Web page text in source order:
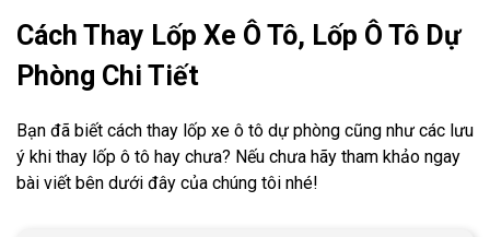
Cách Thay Lốp Xe Ô Tô, Lốp Ô Tô Dự
Phòng Chi Tiết
Bạn đã biết cách thay lốp xe ô tô dự phòng cũng như các lưu
ý khi thay lốp ô tô hay chưa? Nếu chưa hãy tham khảo ngay
bài viết bên dưới đây của chúng tôi nhé!